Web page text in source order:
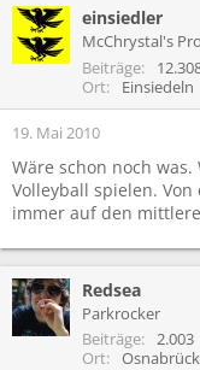
l
l
e
l
l
a
m
einsiedler
McChrystal's
Beiträge
Ort
Einsiedeln
19. Mai 2010
Wäre schon noch
Volleyball spielen.
immer auf den
Redsea
Parkrocker
Beiträge
2.003
Ort
Osnabrück